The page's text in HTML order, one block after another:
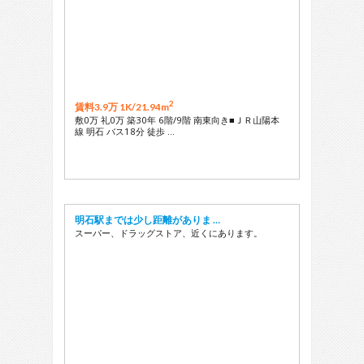
賃料3.9万 1K/21.94m2
敷0万 礼0万 築30年 6階/9階 南東向き■ＪＲ山陽本
線 明石 バス18分 徒歩 …
明石駅までは少し距離がありま …
スーパー、ドラッグストア、近くにあります。